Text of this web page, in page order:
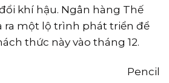
khí hậu. Ngân hàng Thế
ra một lộ trình phát triển để
thức này vào tháng 12.
Pencil